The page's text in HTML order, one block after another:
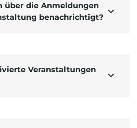
über die Anmeldungen
benachrichtigt?

Veranstaltungen
